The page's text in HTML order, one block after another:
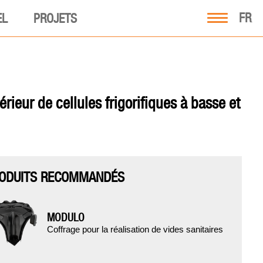
FR
PROJETS
de cellules frigorifiques à basse et
RECOMMANDÉS
MODULO
Coffrage pour la réalisation de vides sanitaires